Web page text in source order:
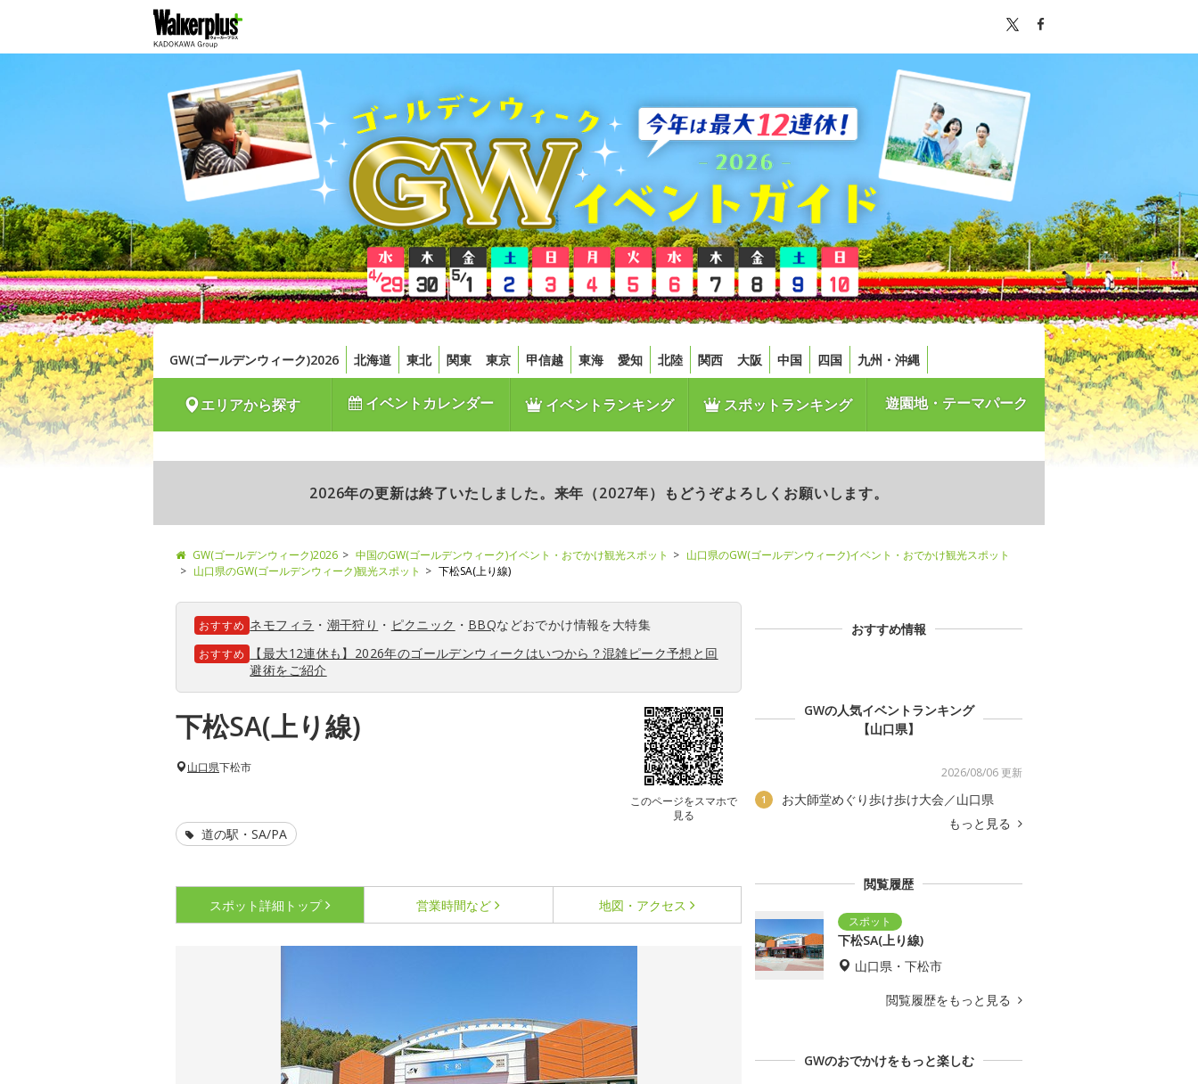
GW(ゴールデンウィーク)2026 北海道 東北 関東 東京 甲信越 東海 愛知 北陸 関西 大阪 中国 四国 九州・沖縄
エリアから探す イベントカレンダー イベントランキング スポットランキング 遊園地・テーマパーク
2026年の更新は終了いたしました。来年（2027年）もどうぞよろしくお願いします。
GW(ゴールデンウィーク)2026 中国のGW(ゴールデンウィーク)イベント・おでかけ観光スポット
山口県のGW(ゴールデンウィーク)イベント・おでかけ観光スポット
山口県のGW(ゴールデンウィーク)観光スポット
下松SA(上り線)
おすすめ ネモフィラ ・ 潮干狩り ・ ピクニック ・ BBQなどおでかけ情報を大特集
おすすめ
【最大12連休も】2026年のゴールデンウィークはいつから？混雑ピーク予想と回
避術をご紹介
下松SA(上り線)
このページをスマホで
見る
山口県下松市
道の駅・SA/PA
スポット詳細 トップ 営業時間など 地図・アクセス
おすすめ情報
GWの人気イベントランキング
【山口県】
2026/08/06 更新
1
お大師堂めぐり歩け歩け大会／山口県
もっと見る
閲覧履歴
下松SA(上り線)
山口県・下松市
閲覧履歴をもっと見る
GWのおでかけをもっと楽しむ